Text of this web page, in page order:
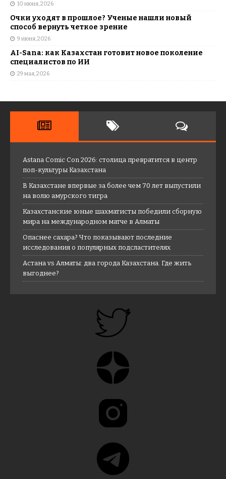
10 июня, 2026
Очки уходят в прошлое? Ученые нашли новый
способ вернуть четкое зрение
9 июня, 2026
AI-Sana: как Казахстан готовит новое поколение
специалистов по ИИ
29 мая, 2026
Astana Comic Con 2026: столица превратится в центр
поп-культуры Казахстана
В Казахстане впервые за более чем 70 лет выпустили
на волю амурского тигра
Казахстанские юные шахматисты победили сборную
мира на международном матче в Алматы
Опаснее сахара? Что показывают последние
исследования о популярных подсластителях
Астана vs Алматы: два города Казахстана. Где жить
выгоднее?